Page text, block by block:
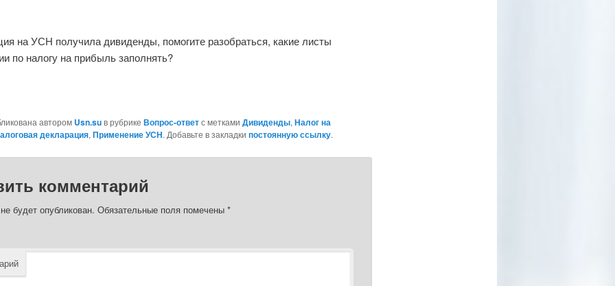
на УСН получила дивиденды, помогите разобраться, какие листы
по налогу на прибыль заполнять?
автором Usn.suв рубрике Вопрос-ответс метками Дивиденды, Налог на
декларация, Применение УСН. Добавьте в закладки постоянную ссылку.
комментарий
будет опубликован. Обязательные поля помечены *